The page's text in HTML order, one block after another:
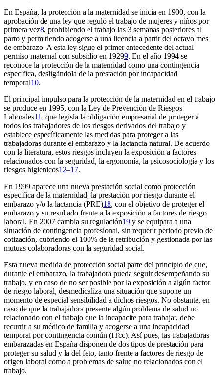
En España, la protección a la maternidad se inicia en 1900, con la
aprobación de una ley que reguló el trabajo de mujeres y niños por
primera vez8, prohibiendo el trabajo las 3 semanas posteriores al
parto y permitiendo acogerse a una licencia a partir del octavo mes
de embarazo. A esta ley sigue el primer antecedente del actual
permiso maternal con subsidio en 19299. En el año 1994 se
reconoce la protección de la maternidad como una contingencia
específica, desligándola de la prestación por incapacidad
temporal10.
El principal impulso para la protección de la maternidad en el trabajo
se produce en 1995, con la Ley de Prevención de Riesgos
Laborales11 , que legisla la obligación empresarial de proteger a
todos los trabajadores de los riesgos derivados del trabajo y
establece específicamente las medidas para proteger a las
trabajadoras durante el embarazo y la lactancia natural. De acuerdo
con la literatura, estos riesgos incluyen la exposición a factores
relacionados con la seguridad, la ergonomía, la psicosociología y los
riesgos higiénicos12–17.
En 1999 aparece una nueva prestación social como protección
específica de la maternidad, la prestación por riesgo durante el
embarazo y/o la lactancia (PRE)18, con el objetivo de proteger el
embarazo y su resultado frente a la exposición a factores de riesgo
laboral. En 2007 cambia su regulación19 y se equipara a una
situación de contingencia profesional, sin requerir periodo previo de
cotización, cubriendo el 100% de la retribución y gestionada por las
mutuas colaboradoras con la seguridad social.
Esta nueva medida de protección social parte del principio de que,
durante el embarazo, la trabajadora pueda seguir desempeñando su
trabajo, y en caso de no ser posible por la exposición a algún factor
de riesgo laboral, desmedicaliza una situación que supone un
momento de especial sensibilidad a dichos riesgos. No obstante, en
caso de que la trabajadora presente algún problema de salud no
relacionado con el trabajo que la incapacite para trabajar, debe
recurrir a su médico de familia y acogerse a una incapacidad
temporal por contingencia común (ITcc). Así pues, las trabajadoras
embarazadas en España disponen de dos tipos de prestación para
proteger su salud y la del feto, tanto frente a factores de riesgo de
origen laboral como a problemas de salud no relacionados con el
trabajo.